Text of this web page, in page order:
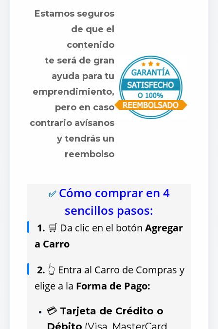
Estamos seguros
de que el
contenido
te será de gran
ayuda para tu
emprendimiento,
pero en caso
contrario avísanos
y tendrás un
reembolso
✅ Cómo comprar en 4
sencillos pasos:
1. 🛒 Da clic en el botón Agregar
a Carro
2. 👆 Entra al Carro de Compras y
elige a la Forma de Pago:
💳 Tarjeta de Crédito o
Débito (Visa, MasterCard,